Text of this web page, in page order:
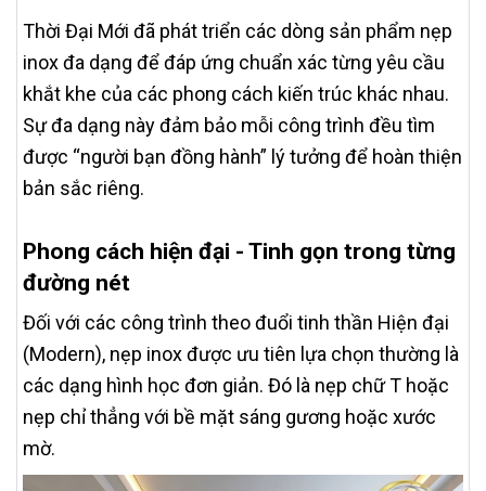
Thời Đại Mới đã phát triển các dòng sản phẩm nẹp
inox đa dạng để đáp ứng chuẩn xác từng yêu cầu
khắt khe của các phong cách kiến trúc khác nhau.
Sự đa dạng này đảm bảo mỗi công trình đều tìm
được “người bạn đồng hành” lý tưởng để hoàn thiện
bản sắc riêng.
Phong cách hiện đại - Tinh gọn trong từng
đường nét
Đối với các công trình theo đuổi tinh thần Hiện đại
(Modern), nẹp inox được ưu tiên lựa chọn thường là
các dạng hình học đơn giản. Đó là nẹp chữ T hoặc
nẹp chỉ thẳng với bề mặt sáng gương hoặc xước
mờ.